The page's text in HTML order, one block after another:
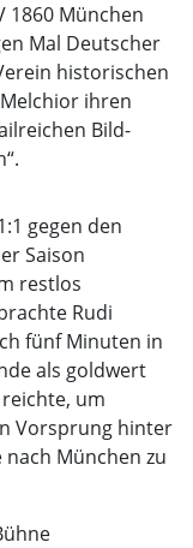
1860 München
Mal Deutscher
historischen
ihren
Bild-
gegen den
Saison
restlos
Rudi
fünf Minuten in
als goldwert
um
Vorsprung hinter
München zu